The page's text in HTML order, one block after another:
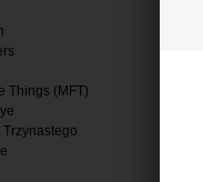
Things (MFT)
Trzynastego